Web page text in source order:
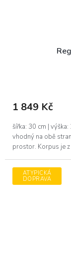
1 849 Kč
šířka: 30 cm |
vhodný na obě
prostor. Korpus je z
ATYPICKÁ
DOPRAVA